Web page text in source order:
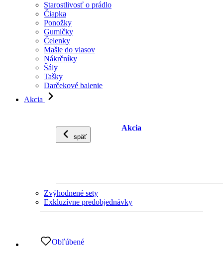
Starostlivosť o prádlo
Čiapka
Ponožky
Gumičky
Čelenky
Mašle do vlasov
Nákrčníky
Šály
Tašky
Darčekové balenie
Akcia
späť
Akcia
Zvýhodnené sety
Exkluzívne predobjednávky
Obľúbené